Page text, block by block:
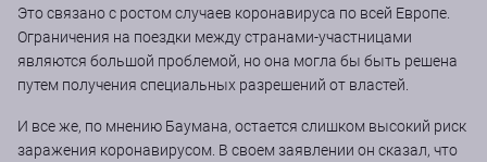
Это связано с ростом случаев коронавируса по всей Европе.
Ограничения на поездки между странами-участницами
являются большой проблемой, но она могла бы быть решена
путем получения специальных разрешений от властей.
И все же, по мнению Баумана, остается слишком высокий риск
заражения коронавирусом. В своем заявлении он сказал, что